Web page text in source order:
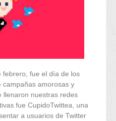
febrero, fue el día de los
amorosas y
llenaron nuestras redes
fue CupidoTwittea, una
a usuarios de Twitter